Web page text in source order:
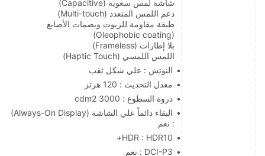
شاشة لمس سعوية (Capacitive)
دعم اللمس المتعدد (Multi-touch)
طبقة مقاومة للزيوت وبصمات الأصابع
(Oleophobic coating)
بلا إطارات (Frameless)
اللمس اللمسي (Haptic Touch)
النوتش : علي شكل ثقب
معدل التحديث : 120 هرتز
ذروة السطوع : 3000 cdm2
البقاء دائماً علي الشاشة (Always-On Display)
: نعم
HDR : HDR10+
DCI-P3 : نعم